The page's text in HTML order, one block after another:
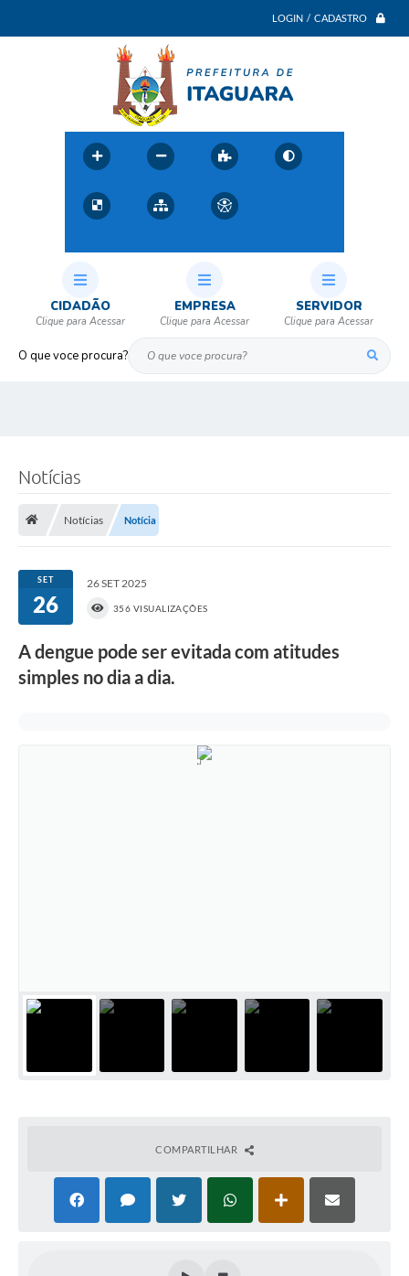
LOGIN / CADASTRO
O que voce procura?
CIDADÃO EMPRESA SERVIDOR
Notícias
Notícias Notícia
SET
26
26 SET 2025
356 VISUALIZAÇÕES
A dengue pode ser evitada com atitudes
simples no dia a dia.
COMPARTILHAR